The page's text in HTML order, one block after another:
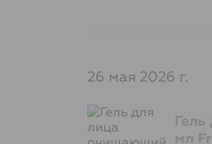
26 мая 2026 г.
мл